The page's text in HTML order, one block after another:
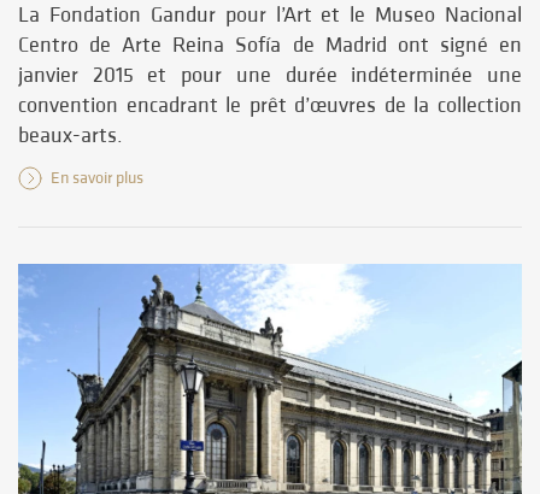
La Fondation Gandur pour l’Art et le Museo Nacional
Centro de Arte Reina Sofía de Madrid ont signé en
janvier 2015 et pour une durée indéterminée une
convention encadrant le prêt d’œuvres de la collection
beaux-arts.
En savoir plus